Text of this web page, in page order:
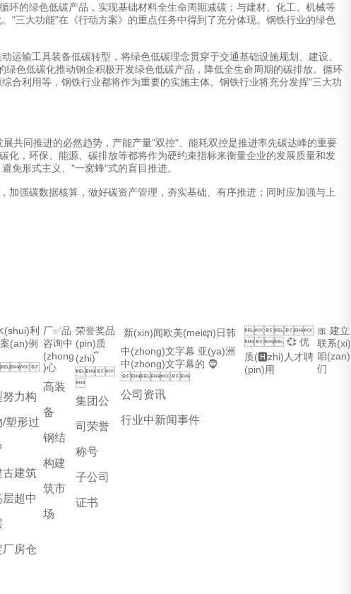
的绿色低碳产品，实现基础材料全生命周期减碳；与建材、化工、机械等
"三大功能"在《行动方案》的重点任务中得到了充分体现。钢铁行业的绿色
输工具装备低碳转型，将绿色低碳理念贯穿于交通基础设施规划、建设、
色低碳化推动钢企积极开发绿色低碳产品，降低全生命周期的碳排放。循环
合利用等，钢铁行业都将作为重要的实施主体。钢铁行业将充分发挥"三大功
同推进的必然趋势，产能产量"双控"、能耗双控是推进率先碳达峰的重要
，环保、能源、碳排放等都将作为硬约束指标来衡量企业的发展质量和发
免形式主义、"一窝蜂"式的盲目推进。
强碳数据核算，做好碳资产管理，夯实基础、有序推进；同时应加强与上
水(shui)利
(an)例
努力构
/塑形过
古建筑
层超中
厂房仓
厂✅品
咨询中
(zhong
)心 
高装
备
钢结
构建
筑市
场
荣誉奖品
(pin)质
(zhi) ๊


集团公
司荣誉
称号
子公司
证书
 新(xin)闻欧美(meiꦛ)日韩
中(zhong)文字幕 亚(ya)洲
中(zhong)文字幕的 🧔

公司资讯
行业中新闻事件

 💞 优
质(🅷zhi)人才聘
(pin)用
🎀 建立
联系(xi)
咱(zan)
们